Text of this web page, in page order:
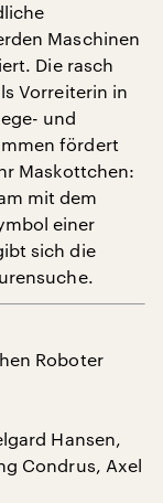
Maschinen
Die rasch
Vorreiterin in
und
fördert
Maskottchen:
mit dem
einer
sich die
Roboter
Hansen,
Condrus, Axel